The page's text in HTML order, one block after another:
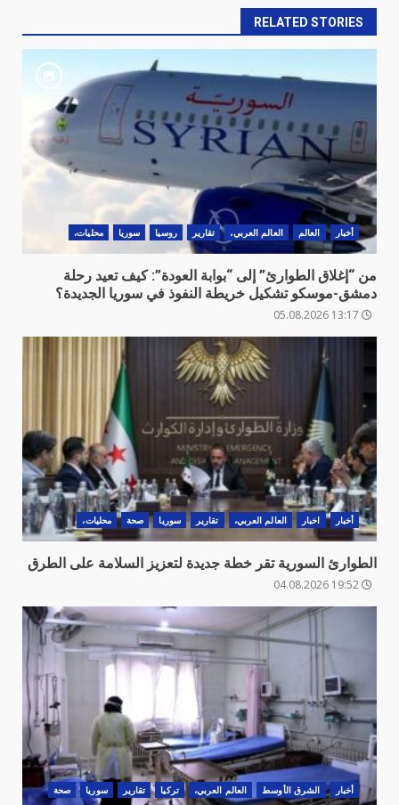
RELATED STORIES
أخبار العالم العالم العربي، تقارير روسيا سوريا محليات،
من “إغلاق الطوارئ” إلى “بوابة العودة”: كيف تعيد رحلة
دمشق-موسكو تشكيل خريطة النفوذ في سوريا الجديدة؟
أخبار اخبار العالم العربي، تقارير سوريا صحة محليات،
الطوارئ السورية تقر خطة جديدة لتعزيز السلامة على الطرق
أخبار الشرق الأوسط العالم العربي، تركيا تقارير سوريا صحة